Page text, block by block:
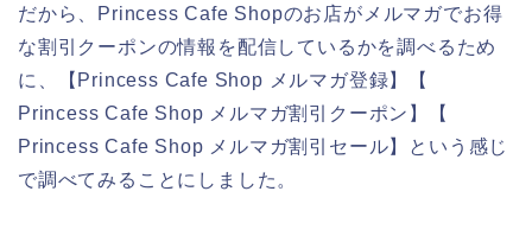
だから、Princess Cafe Shopのお店がメルマガでお得
な割引クーポンの情報を配信しているかを調べるため
に、【Princess Cafe Shop メルマガ登録】【
Princess Cafe Shop メルマガ割引クーポン】【
Princess Cafe Shop メルマガ割引セール】という感じ
で調べてみることにしました。